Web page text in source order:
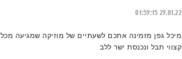
29.01.22
01:59:15
מיכל גפן מזמינה אתכם לשעתיים של מוזיקה שמגיעה מכל
קצווי תבל ונכנסת ישר ללב